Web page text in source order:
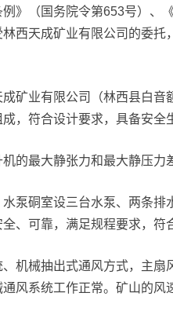
》（国务院令第653号）、
西天成矿业有限公司的委
矿业有限公司（林西县白音
，符合设计要求，具备安全
的最大静张力和最大静压力
泵硐室设三台水泵、两条
、可靠，满足规程要求，符
机械抽出式通风方式，主
风系统工作正常。矿山的